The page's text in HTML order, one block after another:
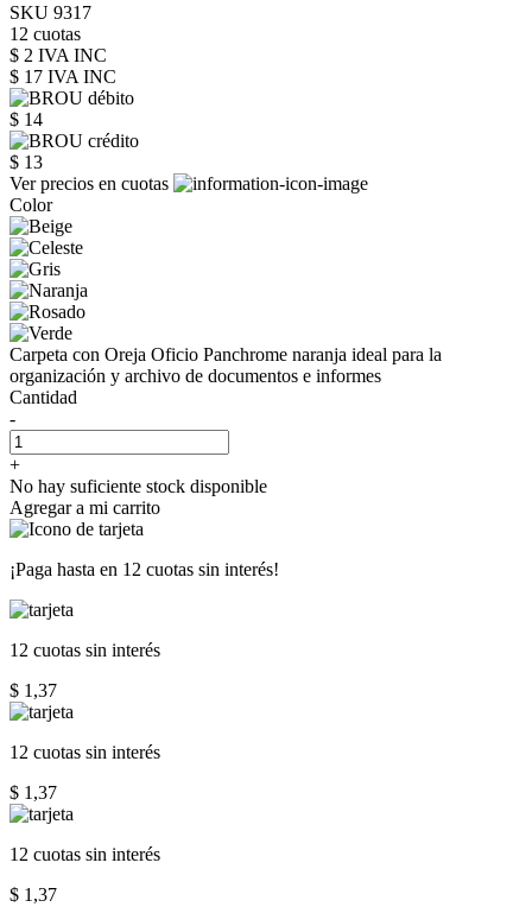
SKU 9317
12 cuotas
$ 2 IVA INC
$ 17 IVA INC
$ 14
$ 13
Ver precios en cuotas
Color
Carpeta con Oreja Oficio Panchrome naranja ideal para la
organización y archivo de documentos e informes
Cantidad
-
+
No hay suficiente stock disponible
Agregar a mi carrito
¡Paga hasta en 12 cuotas sin interés!
12 cuotas sin interés
$ 1,37
12 cuotas sin interés
$ 1,37
12 cuotas sin interés
$ 1,37